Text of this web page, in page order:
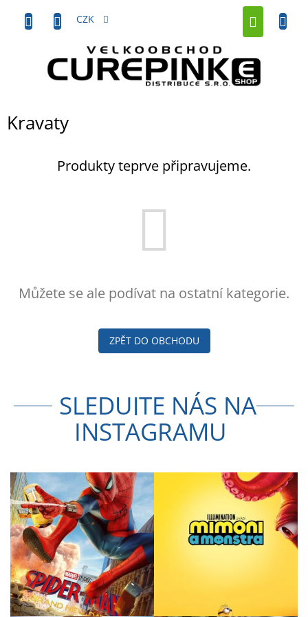
obsah
CZK
Kravaty
Produkty teprve připravujeme.
Můžete se ale podívat na ostatní kategorie.
ZPĚT DO OBCHODU
SLEDUJTE NÁS NA
INSTAGRAMU